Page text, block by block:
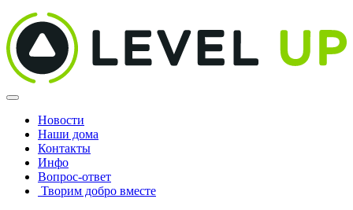
Новости
Наши дома
Контакты
Инфо
Вопрос-ответ
Творим добро вместе